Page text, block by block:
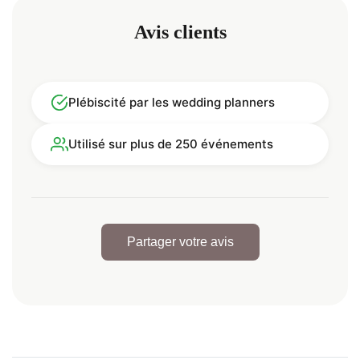
Avis clients
Plébiscité par les wedding planners
Utilisé sur plus de 250 événements
Partager votre avis